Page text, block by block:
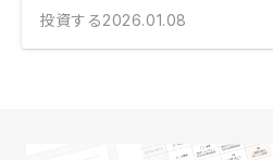
投資する2026.01.08